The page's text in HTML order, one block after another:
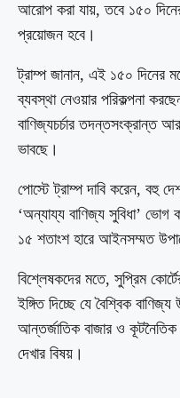
আরোপ করা যায়, তবে ১৫০
প্রয়োজন হবে।
ট্রাম্প জানান, এই ১৫০
ব্যবস্থা নেওয়ার পরিকল্পনা
বাণিজ্যচর্চার তদন্তসংক্রান্ত
ভাবছে।
পোস্টে ট্রাম্প দাবি করেন, বহু দেশ
‘অন্যায্য বাণিজ্য সুবিধা’ ভোগ
১৫ শতাংশ হারে আইনসম্মত
বিশ্লেষকদের মতে, সুপ্রিম
ইঙ্গিত দিচ্ছে যে বৈশ্বিক
আন্তর্জাতিক বাজার ও
দেখার বিষয়।